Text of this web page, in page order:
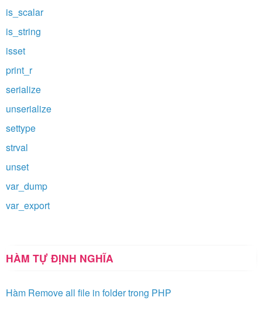
is_scalar
is_string
isset
print_r
serialize
unserialize
settype
strval
unset
var_dump
var_export
HÀM TỰ ĐỊNH NGHĨA
Hàm Remove all file in folder trong PHP